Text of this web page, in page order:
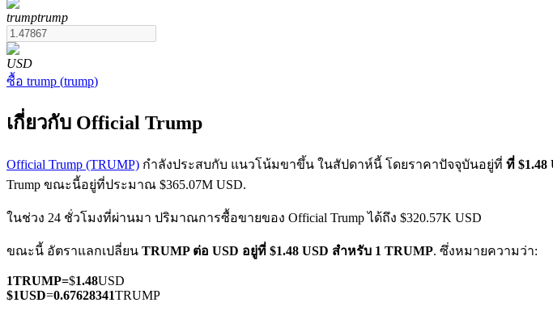
ฟิวเจอร์ส USDT
ฟิวเจอร์ส COIN-M
ฟิวเจอร์สสกุลเงินดิจิทัล
trumptrump
USD
ซื้อ trump (trump)
เกี่ยวกับ Official Trump
Official Trump (TRUMP) กำลังประสบกับ แนวโน้มขาขึ้น ในสัปดาห์นี้ โดยราคาปัจจุบันอยู่ที่ ที่ $1.48
Trump ขณะนี้อยู่ที่ประมาณ $365.07M USD.
ในช่วง 24 ชั่วโมงที่ผ่านมา ปริมาณการซื้อขายของ Official Trump ได้ถึง $320.57K USD
ขณะนี้ อัตราแลกเปลี่ยน TRUMP ต่อ USD อยู่ที่ $1.48 USD สำหรับ 1 TRUMP. ซึ่งหมายความว่า:
1TRUMP=$1.48USD
$1USD=0.67628341TRUMP